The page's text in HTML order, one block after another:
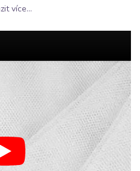
klasikou ve světě šití, která
i profesionální módní
tylů, které se liší nejen
úpravou:
vrstvení, krásně drží tvar a
více...